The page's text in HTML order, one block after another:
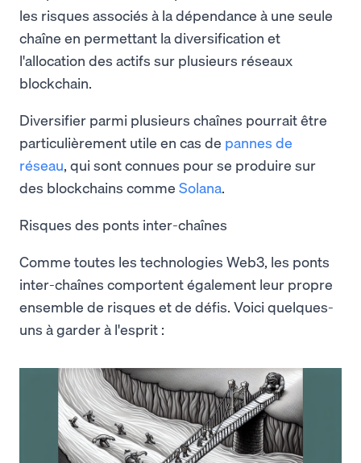
les risques associés à la dépendance à une seule
chaîne en permettant la diversification et
l'allocation des actifs sur plusieurs réseaux
blockchain.
Diversifier parmi plusieurs chaînes pourrait être
particulièrement utile en cas de pannes de
réseau, qui sont connues pour se produire sur
des blockchains comme Solana.
Risques des ponts inter-chaînes
Comme toutes les technologies Web3, les ponts
inter-chaînes comportent également leur propre
ensemble de risques et de défis. Voici quelques-
uns à garder à l'esprit :